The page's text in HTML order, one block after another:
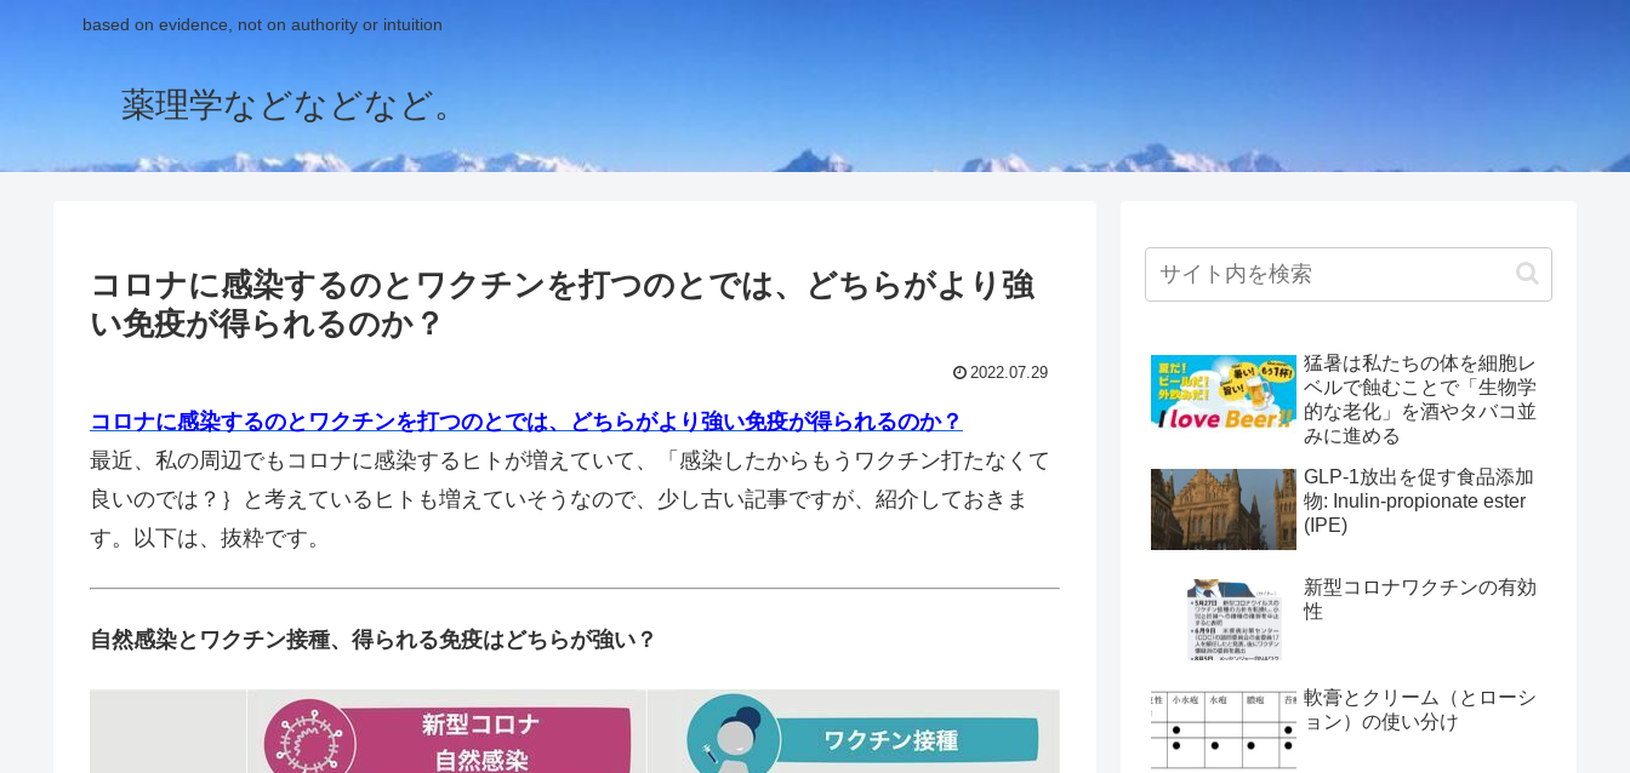
based on evidence, not on authority or intuition
薬理学などなどなど。
コロナに感染するのとワクチンを打つのとでは、どちらがより強
い免疫が得られるのか？
2022.07.29
コロナに感染するのとワクチンを打つのとでは、どちらがより強い免疫が得られるのか？
最近、私の周辺でもコロナに感染するヒトが増えていて、「感染したからもうワクチン打たなくて
良いのでは？｝と考えているヒトも増えていそうなので、少し古い記事ですが、紹介しておきま
す。以下は、抜粋です。
自然感染とワクチン接種、得られる免疫はどちらが強い？
猛暑は私たちの体を細胞レ
ベルで蝕むことで「生物学
的な老化」を酒やタバコ並
みに進める
GLP-1放出を促す食品添加
物: Inulin-propionate ester
(IPE)
新型コロナワクチンの有効
性
軟膏とクリーム（とローシ
ョン）の使い分け